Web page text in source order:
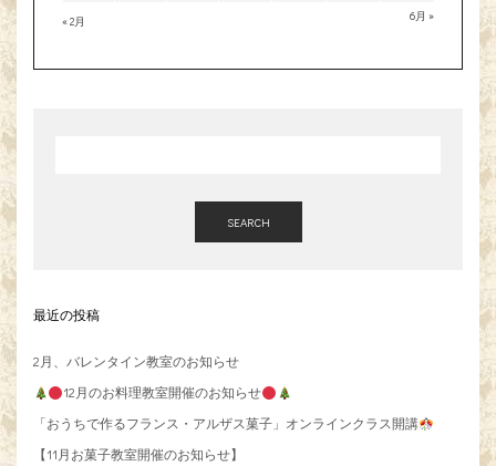
« 2月 6月 »
SEARCH
最近の投稿
2月、バレンタイン教室のお知らせ
12月のお料理教室開催のお知らせ
「おうちで作るフランス・アルザス菓子」オンラインクラス開講
【11月お菓子教室開催のお知らせ】